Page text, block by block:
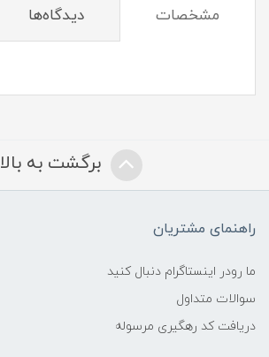
مشخصات دیدگاه‌ها
برگشت به بالا
راهنمای مشتریان
ما رودر اینستاگرام دنبال کنید
سوالات متداول
دریافت کد رهگیری مرسوله